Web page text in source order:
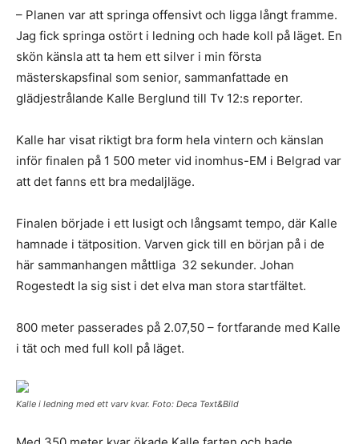
– Planen var att springa offensivt och ligga långt framme.
Jag fick springa ostört i ledning och hade koll på läget. En
skön känsla att ta hem ett silver i min första
mästerskapsfinal som senior, sammanfattade en
glädjestrålande Kalle Berglund till Tv 12:s reporter.
Kalle har visat riktigt bra form hela vintern och känslan
inför finalen på 1 500 meter vid inomhus-EM i Belgrad var
att det fanns ett bra medaljläge.
Finalen började i ett lusigt och långsamt tempo, där Kalle
hamnade i tätposition. Varven gick till en början på i de
här sammanhangen måttliga 32 sekunder. Johan
Rogestedt la sig sist i det elva man stora startfältet.
800 meter passerades på 2.07,50 – fortfarande med Kalle
i tät och med full koll på läget.
Kalle i ledning med ett varv kvar. Foto: Deca Text&Bild